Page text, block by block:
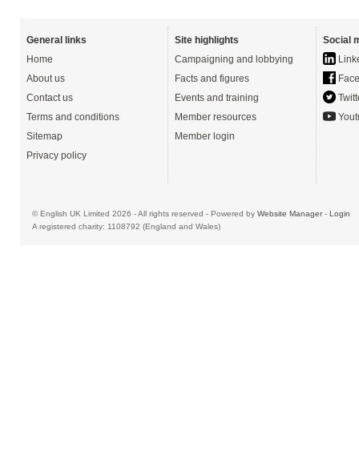
General links
Home
About us
Contact us
Terms and conditions
Sitemap
Privacy policy
Site highlights
Campaigning and lobbying
Facts and figures
Events and training
Member resources
Member login
Social
© English UK Limited 2026 - All rights reserved - Powered by Website Manager- Login
A registered charity: 1108792 (England and Wales)